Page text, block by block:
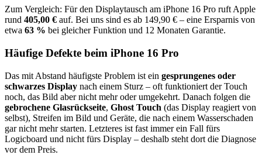
Zum Vergleich: Für den Displaytausch am iPhone 16 Pro ruft Apple
rund 405,00 € auf. Bei uns sind es ab 149,90 € – eine Ersparnis von
etwa 63 % bei gleicher Funktion und 12 Monaten Garantie.
Häufige Defekte beim iPhone 16 Pro
Das mit Abstand häufigste Problem ist ein gesprungenes oder
schwarzes Display nach einem Sturz – oft funktioniert der Touch
noch, das Bild aber nicht mehr oder umgekehrt. Danach folgen die
gebrochene Glasrückseite, Ghost Touch (das Display reagiert von
selbst), Streifen im Bild und Geräte, die nach einem Wasserschaden
gar nicht mehr starten. Letzteres ist fast immer ein Fall fürs
Logicboard und nicht fürs Display – deshalb steht dort die Diagnose
vor dem Preis.